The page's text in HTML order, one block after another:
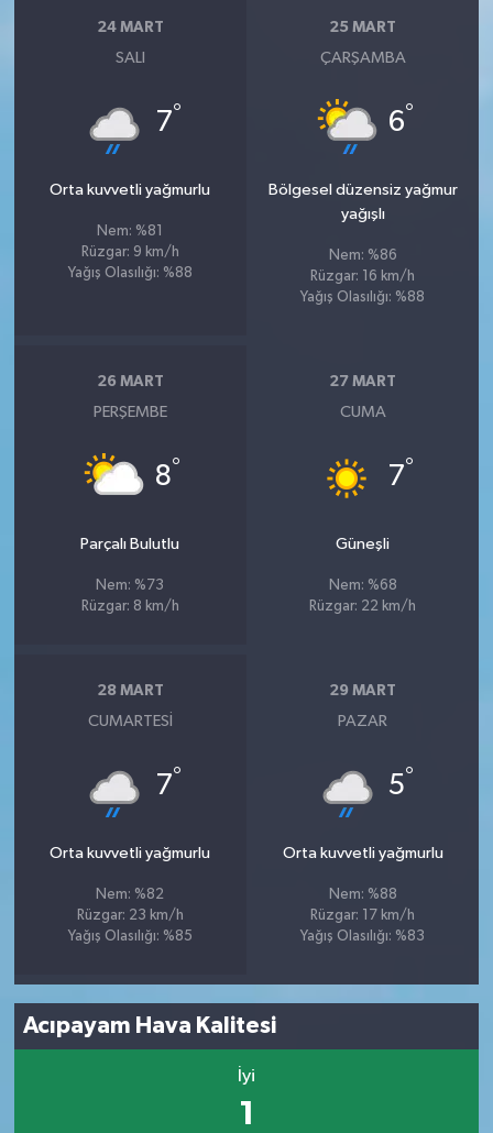
24 MART
SALI
7°
Orta kuvvetli yağmurlu
Nem: %81
Rüzgar: 9 km/h
Yağış Olasılığı: %88
25 MART
ÇARŞAMBA
6°
Bölgesel düzensiz yağmur
yağışlı
Nem: %86
Rüzgar: 16 km/h
Yağış Olasılığı: %88
26 MART
PERŞEMBE
8°
Parçalı Bulutlu
Nem: %73
Rüzgar: 8 km/h
27 MART
CUMA
7°
Güneşli
Nem: %68
Rüzgar: 22 km/h
28 MART
CUMARTESI
7°
Orta kuvvetli yağmurlu
Nem: %82
Rüzgar: 23 km/h
Yağış Olasılığı: %85
29 MART
PAZAR
5°
Orta kuvvetli yağmurlu
Nem: %88
Rüzgar: 17 km/h
Yağış Olasılığı: %83
Acıpayam Hava Kalitesi
İyi
1